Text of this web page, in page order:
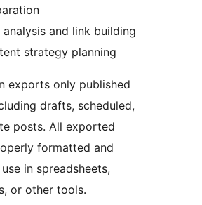
analysis and link building
strategy planning
exports only published
drafts, scheduled,
posts. All exported
formatted and
in spreadsheets,
or other tools.